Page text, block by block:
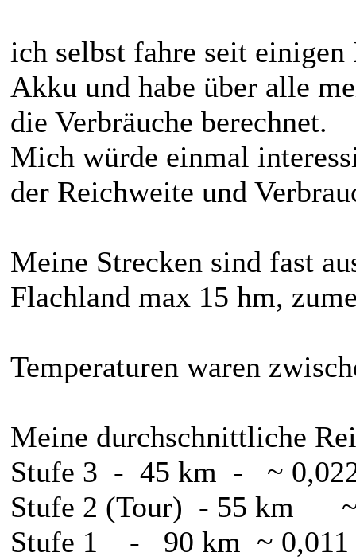
ich selbst fahre seit
Akku und habe über alle
die Verbräuche berechnet.
Mich würde einmal
der Reichweite und
Meine Strecken sind fast
Flachland max 15 hm,
Temperaturen waren
Meine durchschnittliche
Stufe 3 - 45 km - ~
Stufe 2 (Tour) - 55 km ~
Stufe 1 - 90 km ~ 0,011